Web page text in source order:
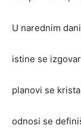
U narednim
istine se
planovi se
odnosi se